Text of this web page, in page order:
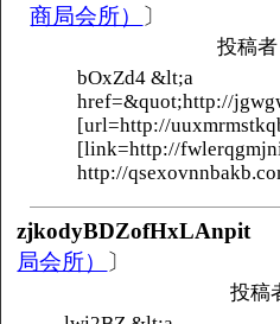
商局会所） 〕
投稿
bOxZd4 &lt;a
href=&quot;http://
[url=http://
[link=http://
http://
zjkodyBDZofHxLAnpit
局会所） 〕
投稿